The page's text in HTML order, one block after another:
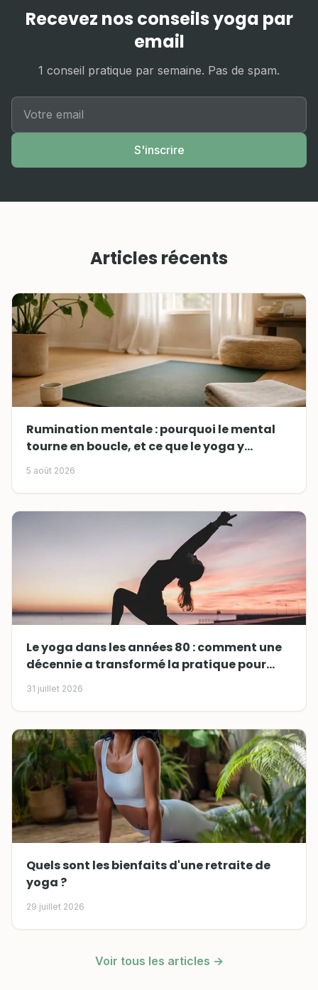
Recevez nos conseils yoga par
email
1 conseil pratique par semaine. Pas de spam.
S'inscrire
Articles récents
Rumination mentale : pourquoi le mental
tourne en boucle, et ce que le yoga y
change
5 août 2026
Le yoga dans les années 80 : comment une
décennie a transformé la pratique pour
toujours
31 juillet 2026
Quels sont les bienfaits d'une retraite de
yoga ?
29 juillet 2026
Voir tous les articles →